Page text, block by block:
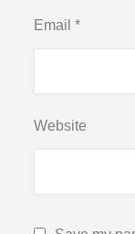
Email*
Website